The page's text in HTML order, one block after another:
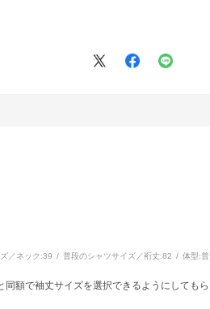
／ネック:39 普段のシャツサイズ／裄丈:82 体型:普
額で袖丈サイズを選択できるようにしてもら